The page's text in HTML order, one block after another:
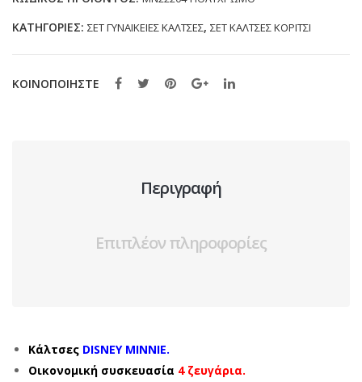
(36-
ΚΑΤΗΓΟΡΊΕΣ: ΣΕΤ ΓΥΝΑΙΚΕΙΕΣ ΚΑΛΤΣΕΣ, ΣΕΤ ΚΑΛΤΣΕΣ ΚΟΡΙΤΣΙ
ΚΟΙΝΟΠΟΙΗΣΤΕ
Περιγραφή
Επιπλέον πληροφορίες
Κάλτσες DISNEY MINNIE.
Οικονομική συσκευασία 4 ζευγάρια.